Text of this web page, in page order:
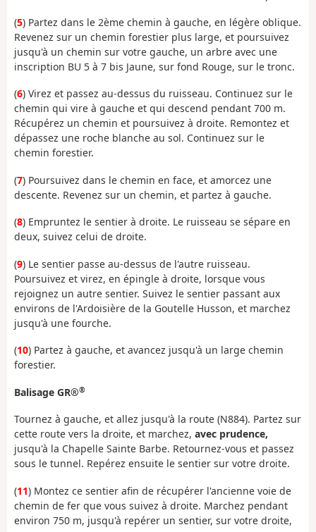
(5) Partez dans le 2ème chemin à gauche, en légère oblique.
Revenez sur un chemin forestier plus large, et poursuivez
jusqu'à un chemin sur votre gauche, un arbre avec une
inscription BU 5 à 7 bis Jaune, sur fond Rouge, sur le tronc.
(6) Virez et passez au-dessus du ruisseau. Continuez sur le
chemin qui vire à gauche et qui descend pendant 700 m.
Récupérez un chemin et poursuivez à droite. Remontez et
dépassez une roche blanche au sol. Continuez sur le
chemin forestier.
(7) Poursuivez dans le chemin en face, et amorcez une
descente. Revenez sur un chemin, et partez à gauche.
(8) Empruntez le sentier à droite. Le ruisseau se sépare en
deux, suivez celui de droite.
(9) Le sentier passe au-dessus de l'autre ruisseau.
Poursuivez et virez, en épingle à droite, lorsque vous
rejoignez un autre sentier. Suivez le sentier passant aux
environs de l'Ardoisière de la Goutelle Husson, et marchez
jusqu'à une fourche.
(10) Partez à gauche, et avancez jusqu'à un large chemin
forestier.
Balisage GR®®
Tournez à gauche, et allez jusqu'à la route (N884). Partez sur
cette route vers la droite, et marchez, avec prudence,
jusqu'à la Chapelle Sainte Barbe. Retournez-vous et passez
sous le tunnel. Repérez ensuite le sentier sur votre droite.
(11) Montez ce sentier afin de récupérer l'ancienne voie de
chemin de fer que vous suivez à droite. Marchez pendant
environ 750 m, jusqu'à repérer un sentier, sur votre droite,